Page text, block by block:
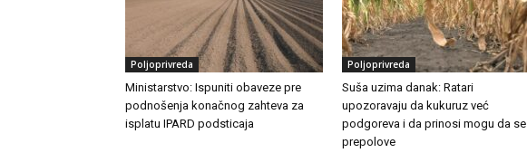
Poljoprivreda
Ministarstvo: Ispuniti obaveze pre
podnošenja konačnog zahteva za
isplatu IPARD podsticaja
Poljoprivreda
Suša uzima danak: Ratari
upozoravaju da kukuruz već
podgoreva i da prinosi mogu da se
prepolove